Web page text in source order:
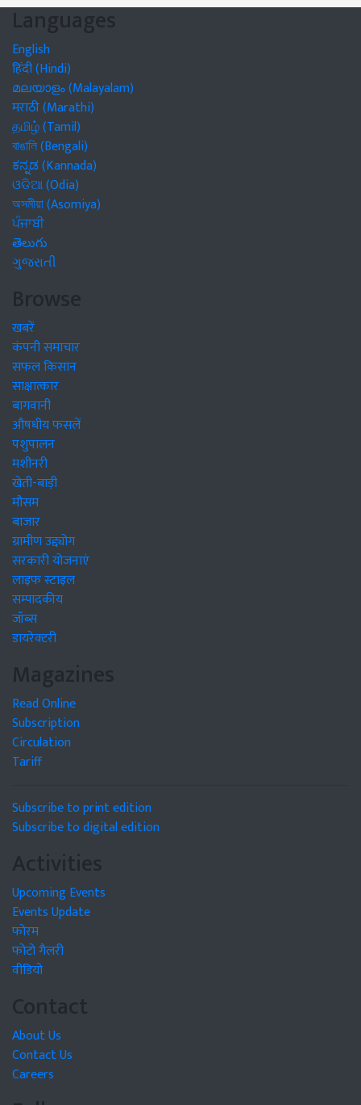
Languages
English
हिंदी (Hindi)
മലയാളം (Malayalam)
मराठी (Marathi)
தமிழ் (Tamil)
বাঙালি (Bengali)
ಕನ್ನಡ (Kannada)
ଓଡିଆ (Odia)
অসমীয়া (Asomiya)
ਪੰਜਾਬੀ
తెలుగు
ગુજરાતી
Browse
खबरें
कंपनी समाचार
सफल किसान
साक्षात्कार
बागवानी
औषधीय फसलें
पशुपालन
मशीनरी
खेती-बाड़ी
मौसम
बाजार
ग्रामीण उद्द्योग
सरकारी योजनाएं
लाइफ स्टाइल
सम्पादकीय
जॉब्स
डायरेक्टरी
Magazines
Read Online
Subscription
Circulation
Tariff
Subscribe to print edition
Subscribe to digital edition
Activities
Upcoming Events
Events Update
फोरम
फोटो गैलरी
वीडियो
Contact
About Us
Contact Us
Careers